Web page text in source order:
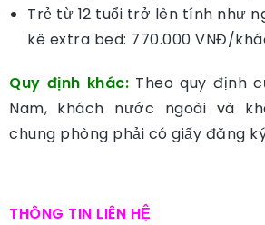
Trẻ từ 12 tuổi trở lên tính như
kê extra bed: 770.000 VNĐ/
Quy định khác: Theo quy định
Nam, khách nước ngoài và
chung phòng phải có giấy đăng
THÔNG TIN LIÊN HỆ